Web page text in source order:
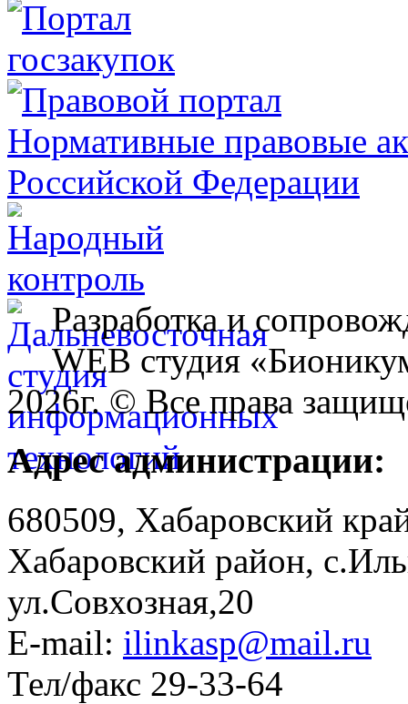
Разработка и
WEB студия
2026г. © Все права
Адрес администрации:
680509, Хабаровский
Хабаровский район,
ул.Совхозная,20
E-mail: ilinkasp@mail.ru
Тел/факс 29-33-64